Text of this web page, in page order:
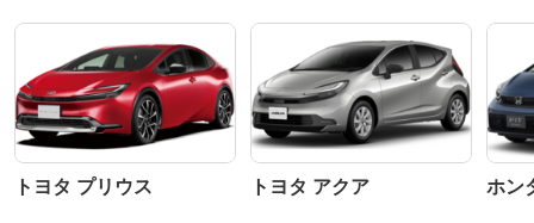
トヨタ プリウス トヨタ アクア ホン